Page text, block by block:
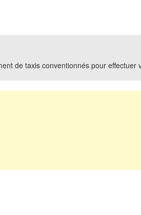
de taxis conventionnés pour